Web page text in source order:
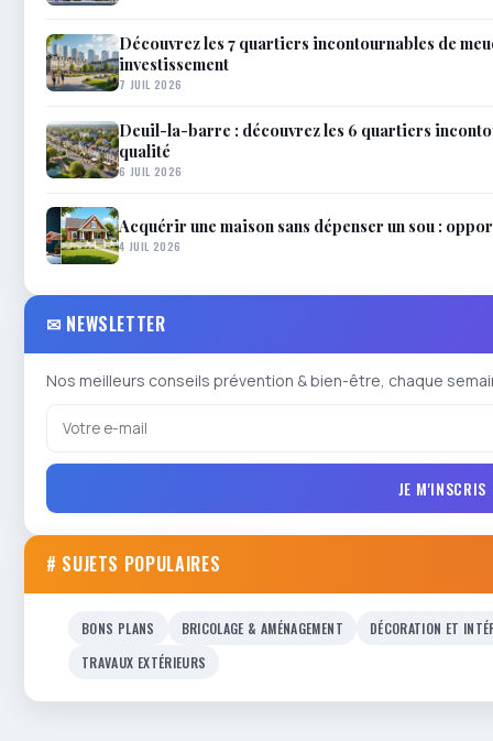
Découvrez les 7 quartiers incontournables de
investissement
7 JUIL 2026
Deuil-la-barre : découvrez les 6 quartiers
qualité
6 JUIL 2026
Acquérir une maison sans dépenser un sou :
4 JUIL 2026
✉ NEWSLETTER
Nos meilleurs conseils prévention & bien-être, chaque
JE M'INSCRIS
# SUJETS POPULAIRES
BONS PLANS BRICOLAGE & AMÉNAGEMENT
DÉCORATION ET
TRAVAUX EXTÉRIEURS